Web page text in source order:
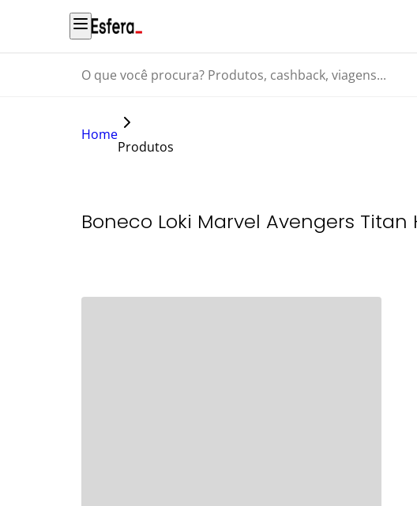
O que você procura? Produtos, cashback, viagens...
Home
Produtos
Boneco Loki Marvel Avengers Titan